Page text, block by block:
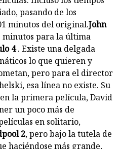
pasando de los
minutos del original.John
minutos para la última
4. Existe una delgada
lo que quieren y
pero para el director
esa línea no existe. Su
la primera película, David
un poco más de
en solitario,
2, pero bajo la tutela de
haciéndose más grande,